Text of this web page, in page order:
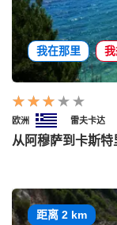
我在那里
欧洲 雷夫卡达
从阿穆萨到卡斯特
距离 2 km